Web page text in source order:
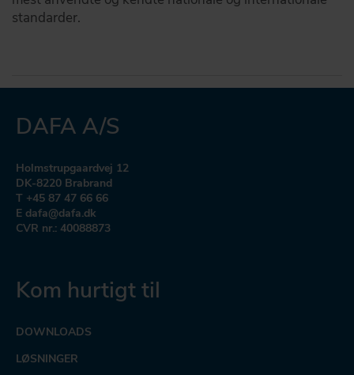
standarder.
DAFA A/S
Holmstrupgaardvej 12
DK-8220 Brabrand
T +45 87 47 66 66
E dafa@dafa.dk
CVR nr.: 40088873
Kom hurtigt til
DOWNLOADS
LØSNINGER